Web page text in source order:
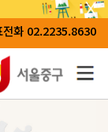
전화 02.2235.8630